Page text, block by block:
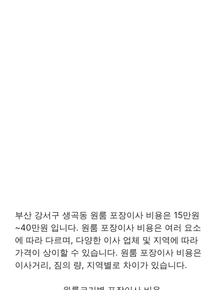
부산 강서구 생곡동 원룸 포장이사 비용은 15만원
~40만원 입니다. 원룸 포장이사 비용은 여러 요소
에 따라 다르며, 다양한 이사 업체 및 지역에 따라
가격이 상이할 수 있습니다. 원룸 포장이사 비용은
이사거리, 짐의 량, 지역별로 차이가 있습니다.